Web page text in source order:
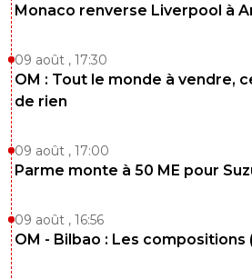
Monaco renverse Liverpool à
09 août , 17:30
OM : Tout le monde à vendre,
de rien
09 août , 17:00
Parme monte à 50 ME pour
09 août , 16:56
OM - Bilbao : Les compositions